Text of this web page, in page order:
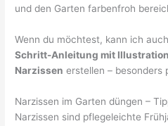
und den Garten farbenfroh
Wenn du möchtest, kann ich
Schritt-Anleitung mit
Narzissen erstellen – besonders
Narzissen im Garten düngen –
Narzissen sind pflegeleichte